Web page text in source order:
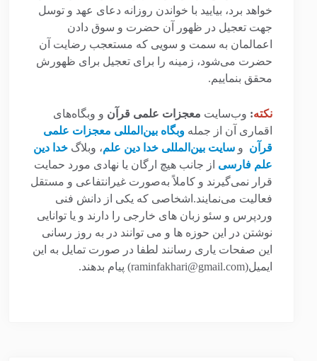
خواهد برد، بیایید با خواندن روزانه دعای عهد و توسل
جهت تعجیل در ظهور آن حضرت و سوق دادن
اعمالمان به سمت و سویی که مستعجب رضایت آن
حضرت می‌شود، زمینه را برای تعجیل برای ظهورش
محقق بنماییم.
نکته: وب‌سایت معجزات علمی قرآن و وبگاه‌های
اقماری آن از جمله وبگاه بین‌المللی معجزات علمی
قرآن و سایت بین‌المللی خدا دین علم، وبلاگ خدا دین
علم فارسی از جانب هیچ ارگان یا نهادی مورد حمایت
قرار نمی‌گیرند و کاملاً به‌صورت غیرانتفاعی و مستقل
فعالیت می‌نمایند.اشخاصی که یکی از دانش فنی
وردپرس و سئو زبان های خارجی را دارند و یا توانایی
نوشتن در این حوزه ها و می توانند در به روز رسانی
این صفحات یاری رسانند لطفا در صورت تمایل به این
ایمیل(raminfakhari@gmail.com) پیام بدهند.